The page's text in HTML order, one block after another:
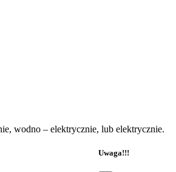
wodno – elektrycznie, lub elektrycznie.
Uwaga!!!